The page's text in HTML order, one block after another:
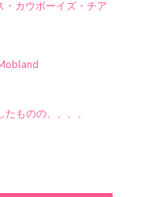
カウボーイズ・チア
ものの、、、、